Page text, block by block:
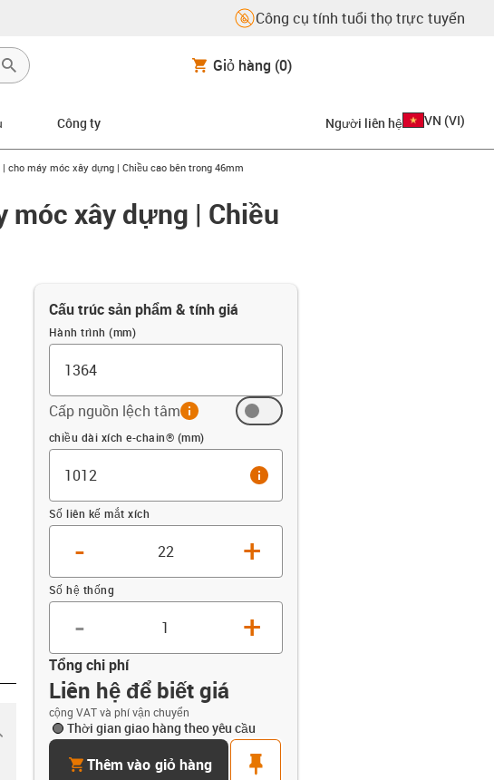
Công cụ tính tuổi thọ trực tuyến
Giỏ hàng (0)
Công ty Người liên hệ VN (VI)
cho máy móc xây dựng | Chiều cao bên trong 46mm
xây dựng | Chiều
Cấu trúc sản phẩm & tính giá
Hành trình (mm)
Cấp nguồn lệch tâminfo
Offset (mm)
chiều dài xích e-chain® (mm)
info
Số liên kế mắt xích
- +
Số hệ thống
- +
Tổng chi phí
Liên hệ để biết giá
cộng VAT và phí vận chuyển
Thời gian giao hàng theo yêu cầu
cartThêm vào giỏ hàng
pin
igus-icon-dropdown-up